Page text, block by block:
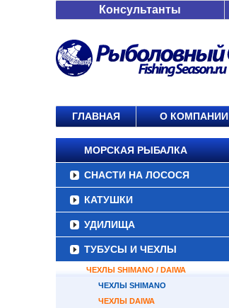
Консультанты
ГЛАВНАЯ О КОМПАНИИ
МОРСКАЯ РЫБАЛКА
СНАСТИ НА ЛОСОСЯ
КАТУШКИ
УДИЛИЩА
ТУБУСЫ И ЧЕХЛЫ
ЧЕХЛЫ SHIMANO / DAIWA
ЧЕХЛЫ SHIMANO
ЧЕХЛЫ DAIWA